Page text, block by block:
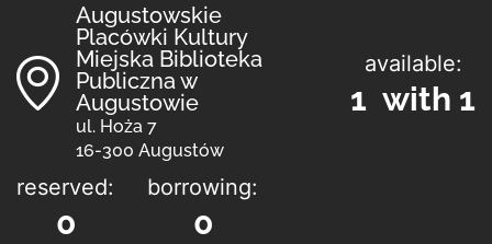
Augustowskie
Placówki Kultury
Miejska Biblioteka
Publiczna w
Augustowie
ul. Hoża 7
16-300 Augustów
available:
1 with 1
reserved:
0
borrowing:
0